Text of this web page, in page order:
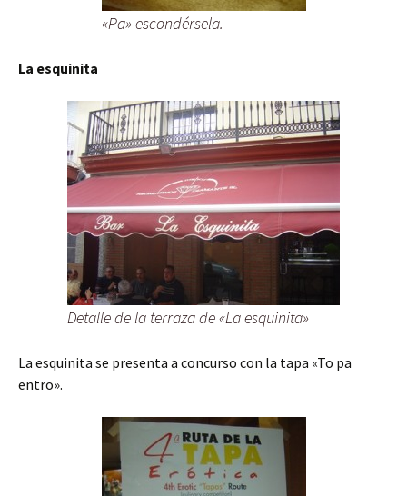
«Pa» escondérsela.
La esquinita
Detalle de la terraza de «La esquinita»
La esquinita se presenta a concurso con la tapa «To pa
entro».